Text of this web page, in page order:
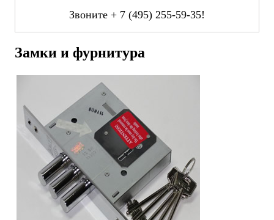
Звоните + 7 (495) 255-59-35!
Замки и фурнитура